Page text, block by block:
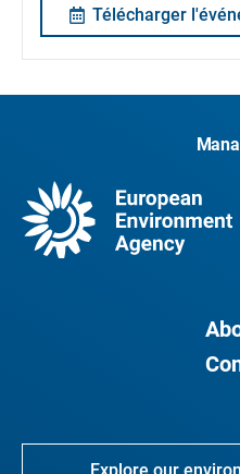
Télécharger